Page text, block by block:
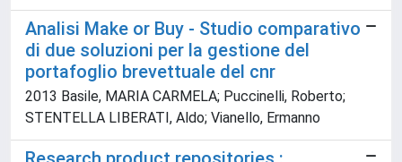
Analisi Make or Buy - Studio comparativo
di due soluzioni per la gestione del
portafoglio brevettuale del cnr
2013 Basile, MARIA CARMELA; Puccinelli, Roberto;
STENTELLA LIBERATI, Aldo; Vianello, Ermanno